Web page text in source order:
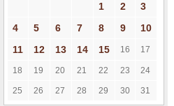
1 2
3
4
5 6 7 8 9
10
11
12 13 14 15 16 17
18 19 20 21 22 23 24
25 26 27 28 29 30 31